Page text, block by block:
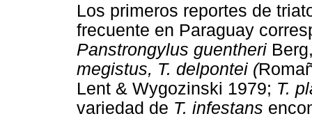
Los primeros reportes de
frecuente en Paraguay
Panstrongylus guentheri
megistus, T. delpontei (
Lent & Wygozinski 1979; T.
variedad de T. infestans